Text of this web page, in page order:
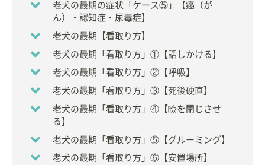
◇日本ドッグトレーナー協会 ドッグトレーナー
ライセンス
◇日本アニマルアロマセラピー協会
◇青山ケンネルスクールトリミング Ｂ級ライセン
ス
【所属】
◆一般社団法人 女性獣医師ネットワーク代表理事
「最新版 愛犬の病気百科
」愛犬の友編集部
「犬にも人にも優しい飼い方のメソッド 愛犬をケガ
老犬の最期の症状「ケース⑤」【癌（が
ん）・認知症・尿毒症】
老犬の最期【看取り方】
老犬の最期「看取り方」①【話しかける】
老犬の最期「看取り方」②【呼吸】
老犬の最期「看取り方」③【死後硬直】
老犬の最期「看取り方」④【瞼を閉じさせ
る】
老犬の最期「看取り方」⑤【グルーミング】
老犬の最期「看取り方」⑥【安置場所】